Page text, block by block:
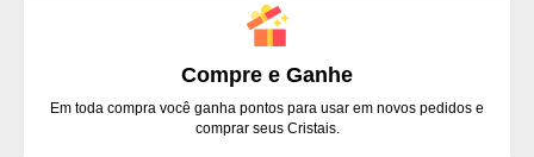
Compre e Ganhe
Em toda compra você ganha pontos para usar em novos pedidos e
comprar seus Cristais.